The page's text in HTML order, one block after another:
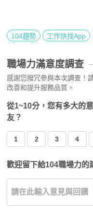
104趨勢 工作快找App
職場力滿意度調查
感謝您撥冗參與本次調查！
改善和提升服務品質。
從1~10分，您有多大的
友？
1 2 3 4
歡迎留下給104職場力的